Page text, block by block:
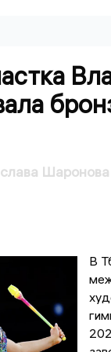
Шаронова
В